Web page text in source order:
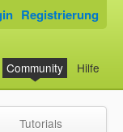
Community Hilfe
Registrierung
Tutorials